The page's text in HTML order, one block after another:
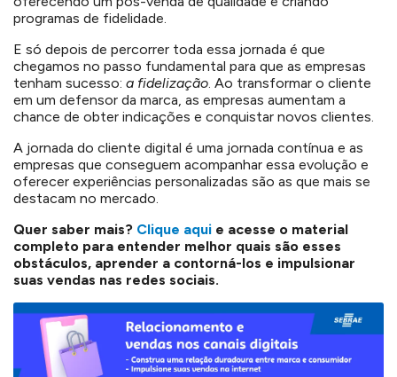
programas de fidelidade.
E só depois de percorrer toda essa jornada é que
chegamos no passo fundamental para que as empresas
tenham sucesso: a fidelização. Ao transformar o cliente
em um defensor da marca, as empresas aumentam a
chance de obter indicações e conquistar novos clientes.
A jornada do cliente digital é uma jornada contínua e as
empresas que conseguem acompanhar essa evolução e
oferecer experiências personalizadas são as que mais se
destacam no mercado.
Quer saber mais? Clique aqui e acesse o material
completo para entender melhor quais são esses
obstáculos, aprender a contorná-los e impulsionar
suas vendas nas redes sociais.